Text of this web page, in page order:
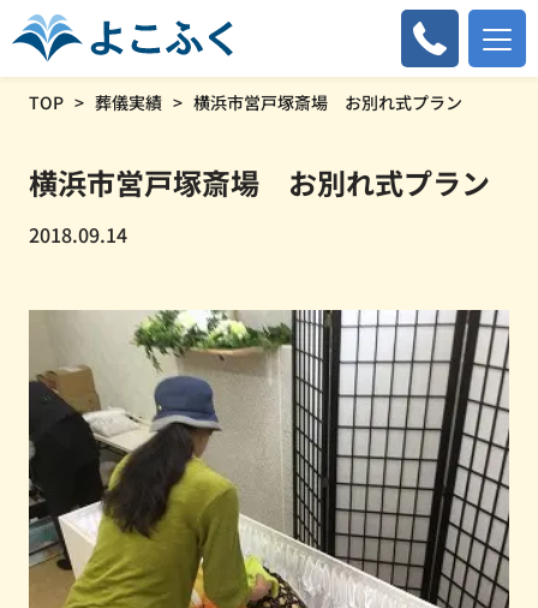
TOP 葬儀実績 横浜市営戸塚斎場 お別れ式プラン
横浜市営戸塚斎場 お別れ式プラン
2018.09.14